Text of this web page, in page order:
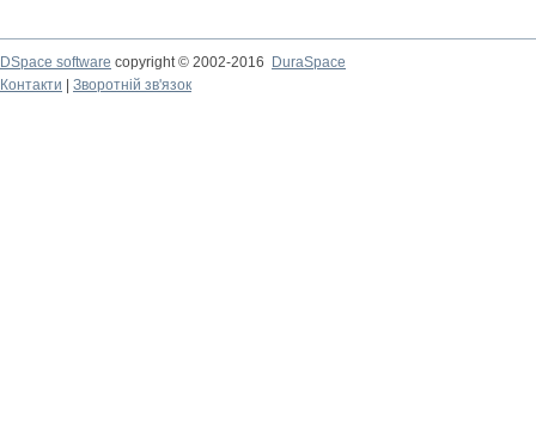
DSpace software copyright © 2002-2016
DuraSpace
Контакти
Зворотній зв'язок